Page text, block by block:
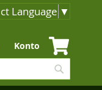
Language ▼
Konto